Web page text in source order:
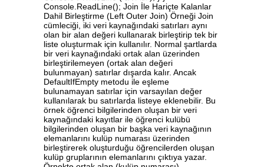
Console.ReadLine(); Join İle Hariçte Kalanlar
Dahil Birleştirme (Left Outer Join) Örneği Join
cümleciği, iki veri kaynağındaki satırları aynı
olan bir alan değeri kullanarak birleştirip tek bir
liste oluşturmak için kullanılır. Normal şartlarda
bir veri kaynağındaki ortak alan üzerinden
birleştirilemeyen (ortak alan değeri
bulunmayan) satırlar dışarda kalır. Ancak
DefaultIfEmpty metodu ile eşleme
bulunamayan satırlar için varsayılan değer
kullanılarak bu satırlarda listeye eklenebilir. Bu
örnek öğrenci bilgilerinden oluşan bir veri
kaynağındaki kayıtlar ile öğrenci kulübü
bilgilerinden oluşan bir başka veri kaynağının
elemanlarını kulüp numarası üzerinden
birleştirerek oluşturduğu öğrencilerden oluşan
kulüp gruplarının elemanlarını çıktıya yazar.